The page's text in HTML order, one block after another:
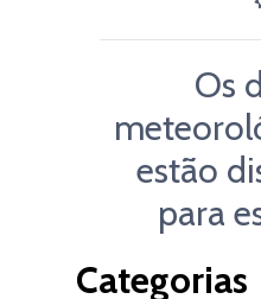
Os
estão
para
Categorias